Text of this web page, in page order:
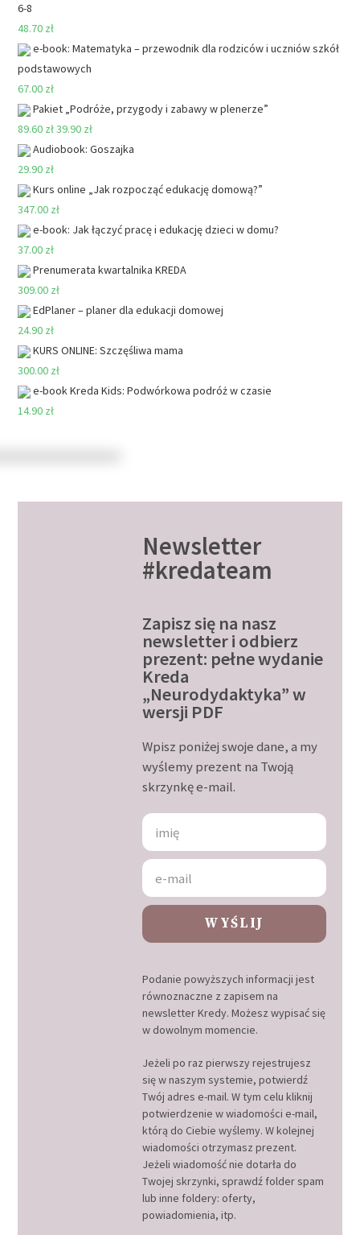
6-8
48.70 zł
e-book: Matematyka – przewodnik dla rodziców i uczniów szkół
podstawowych
67.00 zł
Pakiet „Podróże, przygody i zabawy w plenerze”
89.60 zł39.90 zł
Audiobook: Goszajka
29.90 zł
Kurs online „Jak rozpocząć edukację domową?”
347.00 zł
e-book: Jak łączyć pracę i edukację dzieci w domu?
37.00 zł
Prenumerata kwartalnika KREDA
309.00 zł
EdPlaner – planer dla edukacji domowej
24.90 zł
KURS ONLINE: Szczęśliwa mama
300.00 zł
e-book Kreda Kids: Podwórkowa podróż w czasie
14.90 zł
Newsletter
#kredateam
Zapisz się na nasz
newsletter i odbierz
prezent: pełne wydanie
Kreda
„Neurodydaktyka” w
wersji PDF
Wpisz poniżej swoje dane, a my
wyślemy prezent na Twoją
skrzynkę e-mail.
WYŚLIJ
Podanie powyższych informacji jest
równoznaczne z zapisem na
newsletter Kredy. Możesz wypisać się
w dowolnym momencie.
Jeżeli po raz pierwszy rejestrujesz
się w naszym systemie, potwierdź
Twój adres e-mail. W tym celu kliknij
potwierdzenie w wiadomości e-mail,
którą do Ciebie wyślemy. W kolejnej
wiadomości otrzymasz prezent.
Jeżeli wiadomość nie dotarła do
Twojej skrzynki, sprawdź folder spam
lub inne foldery: oferty,
powiadomienia, itp.